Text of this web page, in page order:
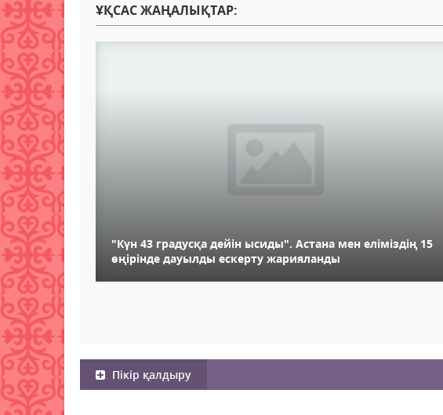
ҰҚСАС ЖАҢАЛЫҚТАР:
"Күн 43 градусқа дейін ысиды". Астана мен еліміздің 15
өңірінде дауылды ескерту жарияланды
Пікір қалдыру